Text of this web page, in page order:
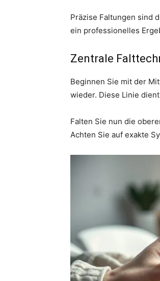
Präzise Faltungen sind
ein professionelles
Zentrale
Beginnen Sie mit der
wieder. Diese Linie
Falten Sie nun die
Achten Sie auf exakte